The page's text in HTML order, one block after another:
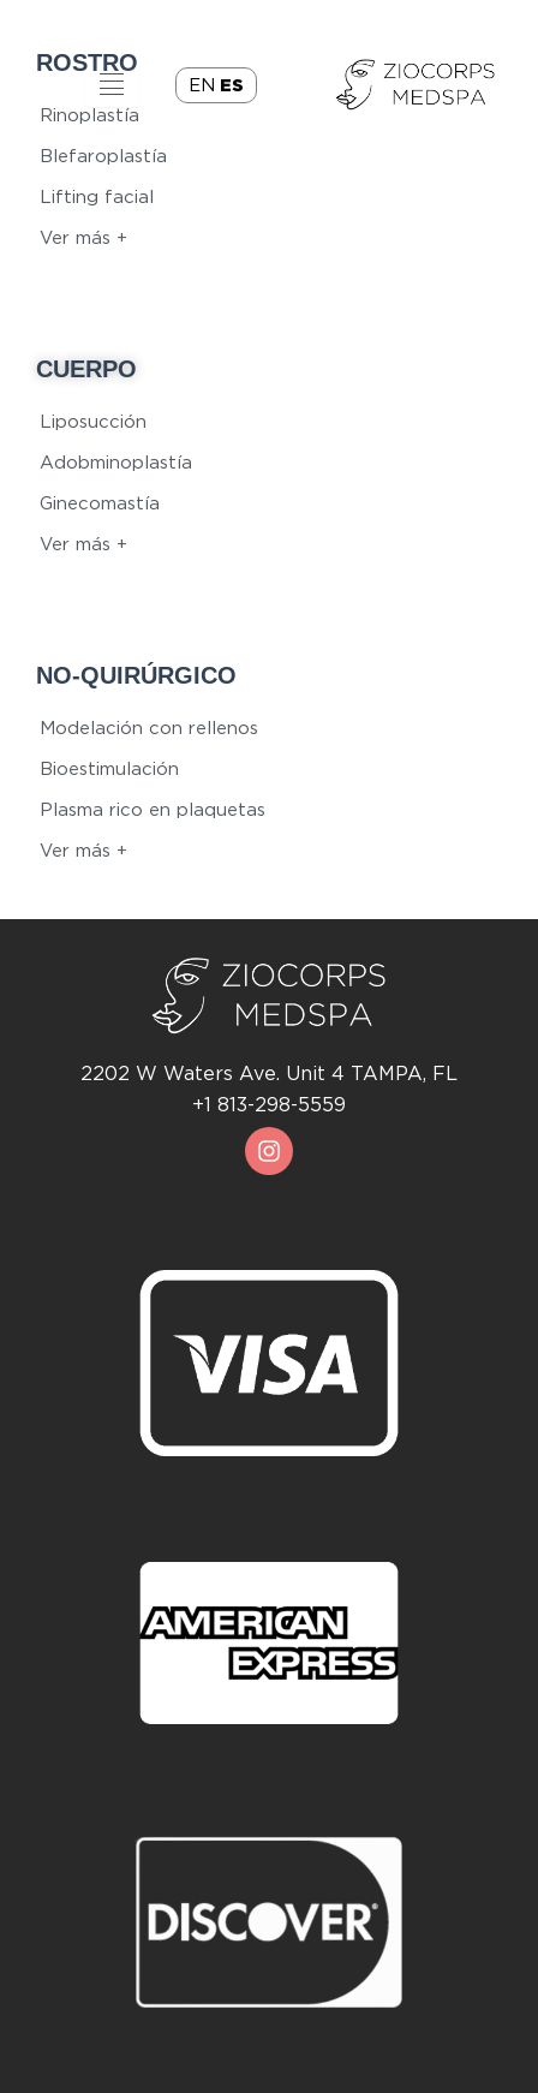
EN ES
ROSTRO
Rinoplastía
Blefaroplastía
Lifting facial
Ver más +
CUERPO
Liposucción
Adobminoplastía
Ginecomastía
Ver más +
NO-QUIRÚRGICO
Modelación con rellenos
Bioestimulación
Plasma rico en plaquetas
Ver más +
2202 W Waters Ave. Unit 4 TAMPA, FL
+1 813-298-5559
I
n
s
r